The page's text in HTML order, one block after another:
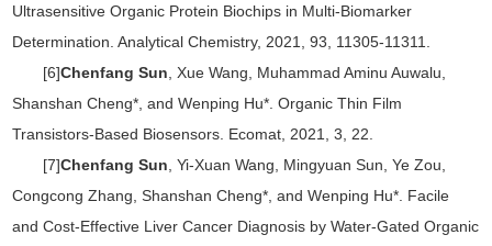
Ultrasensitive Organic Protein Biochips in Multi-Biomarker
Determination. Analytical Chemistry, 2021, 93, 11305-11311.
[6]Chenfang Sun , Xue Wang, Muhammad Aminu Auwalu,
Shanshan Cheng*, and Wenping Hu*. Organic Thin Film
Transistors-Based Biosensors. Ecomat, 2021, 3, 22.
[7]Chenfang Sun , Yi-Xuan Wang, Mingyuan Sun, Ye Zou,
Congcong Zhang, Shanshan Cheng*, and Wenping Hu*. Facile
and Cost-Effective Liver Cancer Diagnosis by Water-Gated Organic